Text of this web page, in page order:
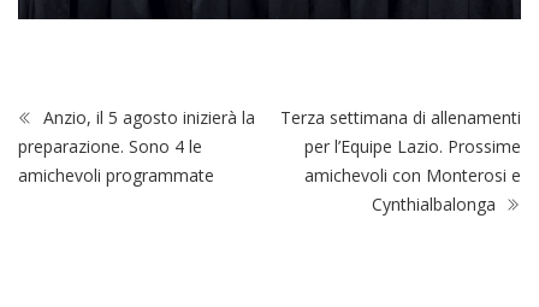
Anzio, il 5 agosto inizierà la
preparazione. Sono 4 le
amichevoli programmate
Terza settimana di allenamenti
per l’Equipe Lazio. Prossime
amichevoli con Monterosi e
Cynthialbalonga